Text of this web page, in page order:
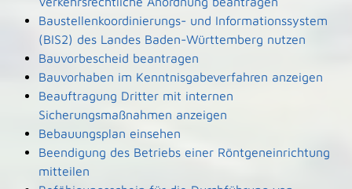
Baustellenkoordinierungs- und Informationssystem
(BIS2) des Landes Baden-Württemberg nutzen
Bauvorbescheid beantragen
Bauvorhaben im Kenntnisgabeverfahren anzeigen
Beauftragung Dritter mit internen
Sicherungsmaßnahmen anzeigen
Bebauungsplan einsehen
Beendigung des Betriebs einer Röntgeneinrichtung
mitteilen